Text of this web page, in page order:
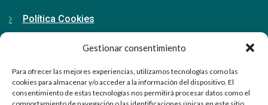
Gestionar consentimiento
Para ofrecer las mejores experiencias, utilizamos tecnologías como las
cookies para almacenar y/o acceder a la información del dispositivo. El
consentimiento de estas tecnologías nos permitirá procesar datos como el
Política Cookies
Contacto
91 798 71 15